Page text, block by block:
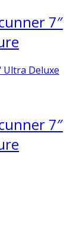
7″
7″